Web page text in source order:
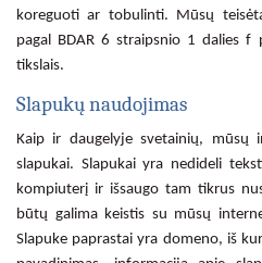
koreguoti ar tobulinti. Mūsų
pagal BDAR 6 straipsnio 1 dalies
tikslais.
Slapukų naudojimas
Kaip ir daugelyje svetainių, mūsų
slapukai. Slapukai yra nedideli
kompiuterį ir išsaugo tam tikrus
būtų galima keistis su mūsų
Slapuke paprastai yra domeno, iš